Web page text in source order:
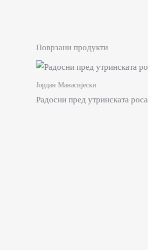
Поврзани продукти
Јордан Манасијески
Радосни пред утринската роса